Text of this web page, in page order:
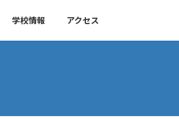
学校情報 アクセス